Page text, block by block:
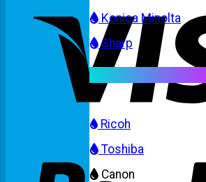
Konica Minolta
Sharp
Ricoh
Toshiba
Canon